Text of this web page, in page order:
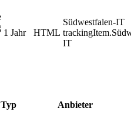
1 Jahr HTML
Südwestfalen-IT
IT
Typ Anbieter